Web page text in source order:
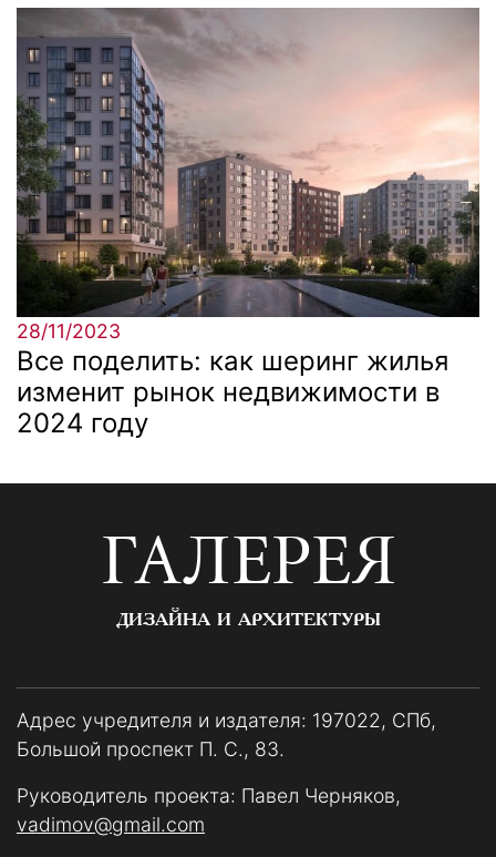
28/11/2023
Все поделить: как шеринг жилья
изменит рынок недвижимости в
2024 году
ГАЛЕРЕЯ
ДИЗАЙНА И АРХИТЕКТУРЫ
Адрес учредителя и издателя: 197022, СПб,
Большой проспект П. С., 83.
Руководитель проекта: Павел Черняков,
vadimov@gmail.com